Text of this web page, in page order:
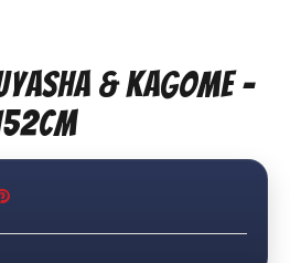
& Kagome -